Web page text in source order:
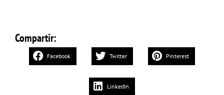
Compartir:
Facebook Twitter Pinterest
LinkedIn